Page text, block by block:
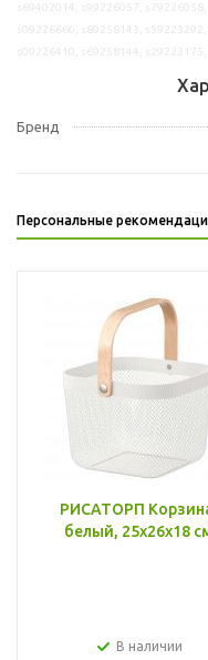
Бренд
Персональные
РИСАТОРП
белый, 25x26x18
В наличии